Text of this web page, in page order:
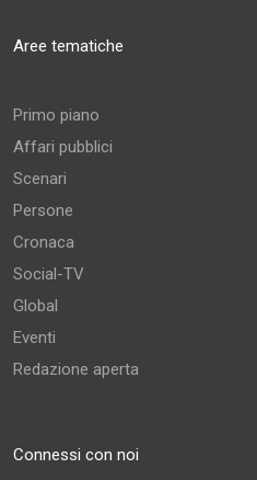
Aree tematiche
Primo piano
Affari pubblici
Scenari
Persone
Cronaca
Social-TV
Global
Eventi
Redazione aperta
Connessi con noi